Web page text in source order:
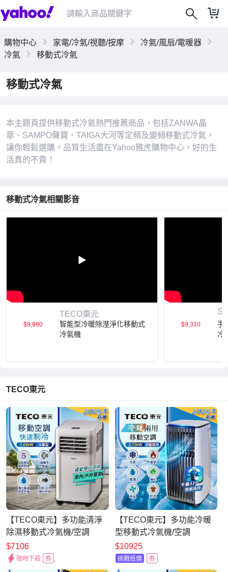
購物中心 家電/冷氣/視聽/按摩
冷氣/風扇/電暖器
冷氣
移動式冷氣
移動式冷氣
本主題頁提供移動式冷氣熱門推薦商品，包括ZANWA晶
華、SAMPO聲寶、TAIGA大河等定頻及變頻移動式冷氣，
讓你輕鬆選購。品質生活盡在Yahoo雅虎購物中心，好的生
活真的不貴！
移動式冷氣相關影音
$9,990
TECO東元
智能型冷暖除溼淨化移動式
冷氣機
$9,310
手
冷
TECO東元
【TECO東元】多功能清淨
除濕移動式冷氣機/空調
(XYFMP-1701FC)
$7106
限時下殺 券
【TECO東元】多功能冷暖
型移動式冷氣機/空調
(XYFMP-2814FH)
$10925
挑戰低價 券